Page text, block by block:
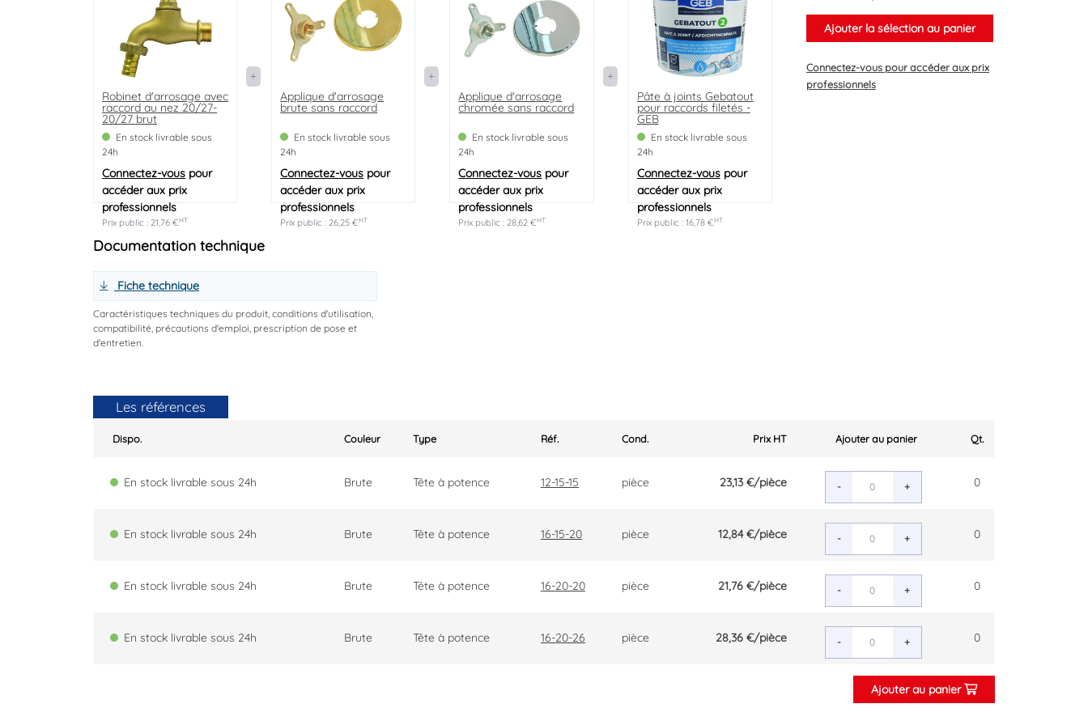
Robinet d'arrosage avec
raccord au nez 20/27-
20/27 brut
En stock livrable sous
24h
Connectez-vous pour
accéder aux prix
professionnels
Prix public : 21,76 €HT
Applique d'arrosage
brute sans raccord
En stock livrable sous
24h
Connectez-vous pour
accéder aux prix
professionnels
Prix public : 26,25 €HT
Applique d'arrosage
chromée sans raccord
En stock livrable sous
24h
Connectez-vous pour
accéder aux prix
professionnels
Prix public : 28,62 €HT
Pâte à joints Gebatout
pour raccords filetés -
GEB
En stock livrable sous
24h
Connectez-vouspour
accéder aux prix
professionnels
Prix public : 16,78 €HT
Ajouter la sélection au panier
Connectez-vouspour accéder aux prix
professionnels
Documentation technique
Fiche technique
Caractéristiques techniques du produit, conditions d'utilisation,
compatibilité, précautions d'emploi, prescription de pose et
d'entretien.
Les références
Dispo. Couleur Type Réf. Cond. Prix HT Ajouter au panier Qt.
En stock livrable sous 24h Brute Tête à potence 12-15-15 pièce 23,13 €/pièce - + 0
En stock livrable sous 24h Brute Tête à potence 16-15-20 pièce 12,84 €/pièce - + 0
En stock livrable sous 24h Brute Tête à potence 16-20-20 pièce 21,76 €/pièce - + 0
En stock livrable sous 24h Brute Tête à potence 16-20-26 pièce 28,36 €/pièce - + 0
Ajouter au panier